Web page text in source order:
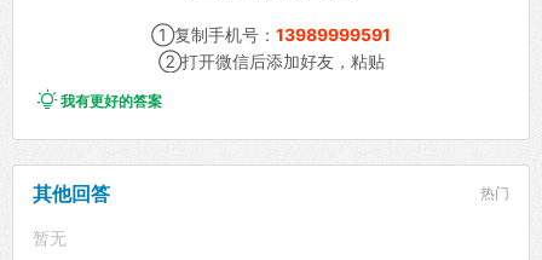
①复制手机号： 13989999591
②打开微信后添加好友，粘贴
我有更好的答案
其他回答 热门
暂无